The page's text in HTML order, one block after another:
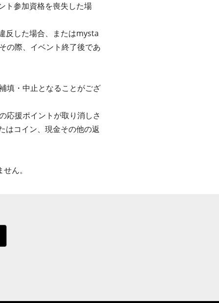
ト参加資格を喪失した場
反した場合、またはmysta
の際、イベント終了後であ
填・中止となることがござ
応援ポイントが取り消しさ
はコイン、現金その他の返
ん。